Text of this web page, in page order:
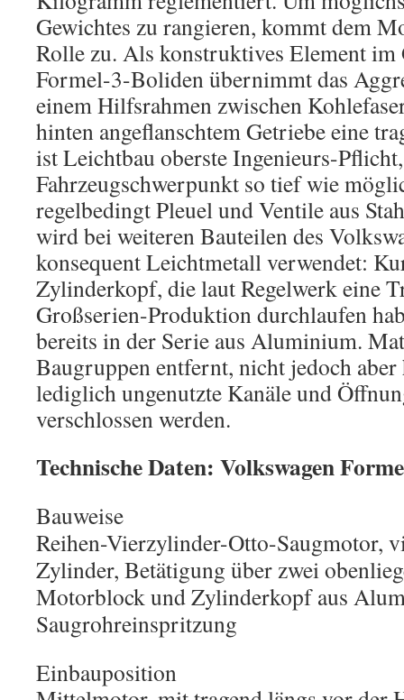
Gewichtes zu rangieren, kommt dem
Rolle zu. Als konstruktives Element im
Formel-3-Boliden übernimmt das
einem Hilfsrahmen zwischen
hinten angeflanschtem Getriebe eine
ist Leichtbau oberste Ingenieurs-
Fahrzeugschwerpunkt so tief wie
regelbedingt Pleuel und Ventile aus
wird bei weiteren Bauteilen des
konsequent Leichtmetall verwendet:
Zylinderkopf, die laut Regelwerk eine
Großserien-Produktion durchlaufen
bereits in der Serie aus Aluminium.
Baugruppen entfernt, nicht jedoch
lediglich ungenutzte Kanäle und
verschlossen werden.
Technische Daten: Volkswagen
Bauweise
Reihen-Vierzylinder-Otto-Saugmotor,
Zylinder, Betätigung über zwei
Motorblock und Zylinderkopf aus
Saugrohreinspritzung
Einbauposition